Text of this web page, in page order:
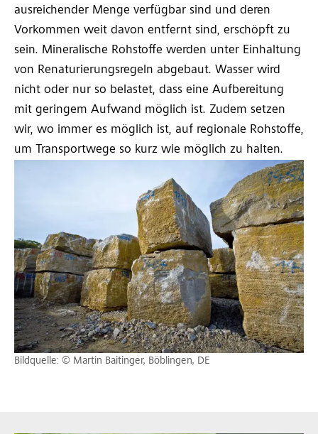
ausreichender Menge verfügbar sind und deren
Vorkommen weit davon entfernt sind, erschöpft zu
sein. Mineralische Rohstoffe werden unter Einhaltung
von Renaturierungsregeln abgebaut. Wasser wird
nicht oder nur so belastet, dass eine Aufbereitung
mit geringem Aufwand möglich ist. Zudem setzen
wir, wo immer es möglich ist, auf regionale Rohstoffe,
um Transportwege so kurz wie möglich zu halten.
Bildquelle: © Martin Baitinger, Böblingen, DE